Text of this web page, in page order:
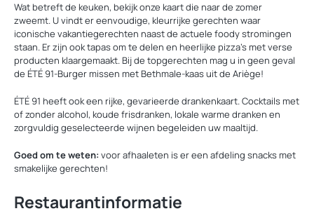
Wat betreft de keuken, bekijk onze kaart die naar de zomer
zweemt. U vindt er eenvoudige, kleurrijke gerechten waar
iconische vakantiegerechten naast de actuele foody stromingen
staan. Er zijn ook tapas om te delen en heerlijke pizza's met verse
producten klaargemaakt. Bij de topgerechten mag u in geen geval
de ÉTÉ 91-Burger missen met Bethmale-kaas uit de Ariège!
ÉTÉ 91 heeft ook een rijke, gevarieerde drankenkaart. Cocktails met
of zonder alcohol, koude frisdranken, lokale warme dranken en
zorgvuldig geselecteerde wijnen begeleiden uw maaltijd.
Goed om te weten: voor afhaaleten is er een afdeling snacks met
smakelijke gerechten!
Restaurantinformatie